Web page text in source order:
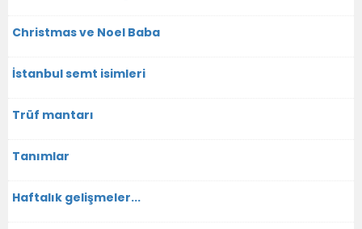
Christmas ve Noel Baba
İstanbul semt isimleri
Trüf mantarı
Tanımlar
Haftalık gelişmeler...